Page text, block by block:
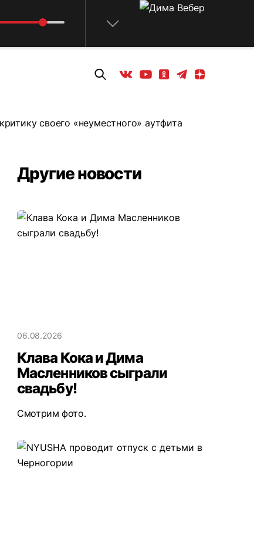
Вконтакте
YoutubeОдноклассники
ТелеграмЯндекс дзен
своего «неуместного» аутфита
Другие новости
06.08.2026
Клава Кока и Дима
Масленников сыграли
свадьбу!
Смотрим фото.